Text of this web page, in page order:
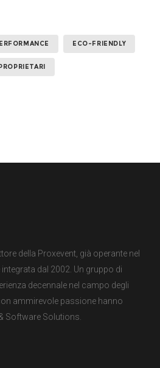
ECO-FRIENDLY
della Proxevent, già operante nel
dal 2002. Un gruppo di
decennale nel campo degli
ammirevole passione hanno
Software Solutions.